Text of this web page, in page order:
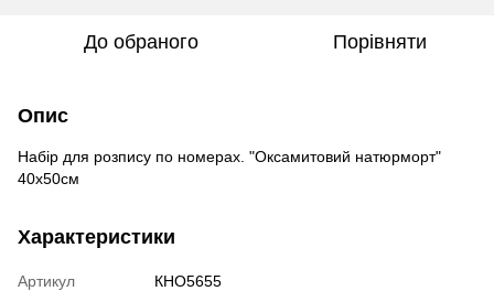
До обраного Порівняти
Опис
Набір для розпису по номерах. "Оксамитовий натюрморт"
40x50см
Характеристики
Артикул
КНО5655